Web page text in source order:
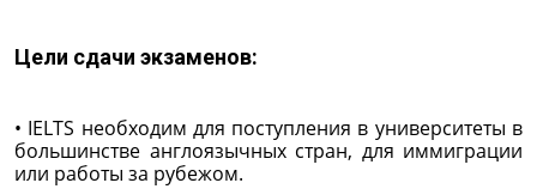
Цели сдачи экзаменов:
• IELTS необходим для поступления в университеты в
большинстве англоязычных стран, для иммиграции
или работы за рубежом.